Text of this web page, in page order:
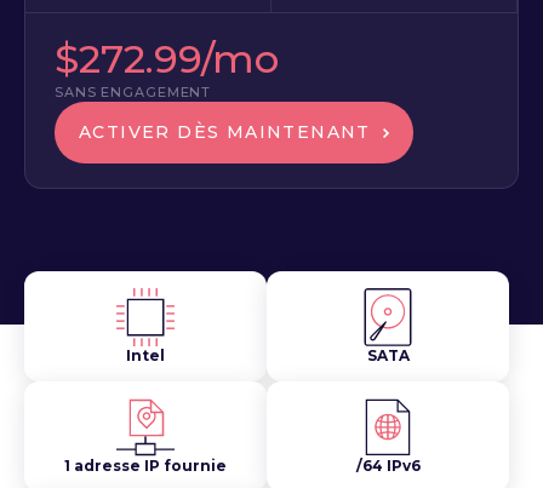
$272.99/mo
SANS ENGAGEMENT
ACTIVER DÈS MAINTENANT
Intel SATA
1 adresse IP fournie /64 IPv6